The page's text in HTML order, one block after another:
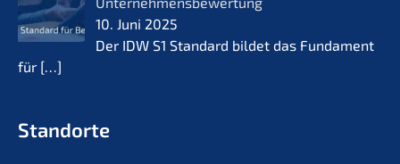
10. Juni 2025
Der IDW S1 Standard bildet das Funda­ment
für […]
Standorte